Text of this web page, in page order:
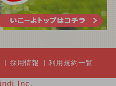
採用情報 利用規約一覧
Inc.